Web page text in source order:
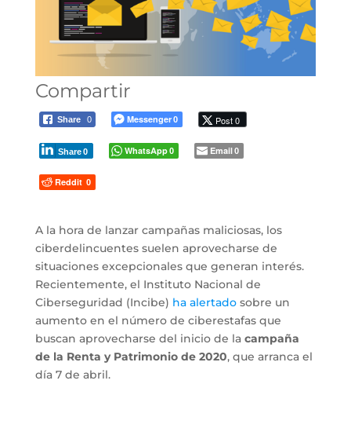
Compartir
Share 0 Messenger0 Post 0
Share0 WhatsApp0 Email0
Reddit 0
A la hora de lanzar campañas maliciosas, los
ciberdelincuentes suelen aprovecharse de
situaciones excepcionales que generan interés.
Recientemente, el Instituto Nacional de
Ciberseguridad (Incibe) ha alertadosobre un
aumento en el número de ciberestafas que
buscan aprovecharse del inicio de la campaña
de la Renta y Patrimonio de 2020, que arranca el
día 7 de abril.